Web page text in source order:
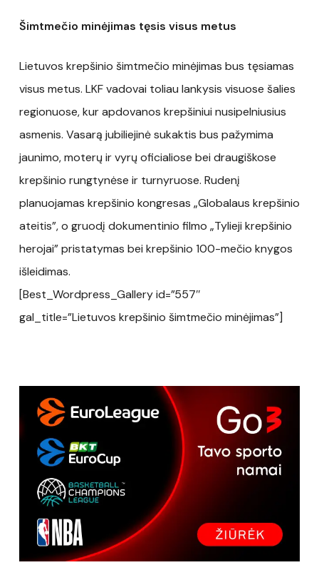
Šimtmečio minėjimas tęsis visus metus
Lietuvos krepšinio šimtmečio minėjimas bus tęsiamas
visus metus. LKF vadovai toliau lankysis visuose šalies
regionuose, kur apdovanos krepšiniui nusipelniusius
asmenis. Vasarą jubiliejinė sukaktis bus pažymima
jaunimo, moterų ir vyrų oficialiose bei draugiškose
krepšinio rungtynėse ir turnyruose. Rudenį
planuojamas krepšinio kongresas „Globalaus krepšinio
ateitis”, o gruodį dokumentinio filmo „Tylieji krepšinio
herojai” pristatymas bei krepšinio 100-mečio knygos
išleidimas.
[Best_Wordpress_Gallery id=”557″
gal_title=”Lietuvos krepšinio šimtmečio minėjimas”]